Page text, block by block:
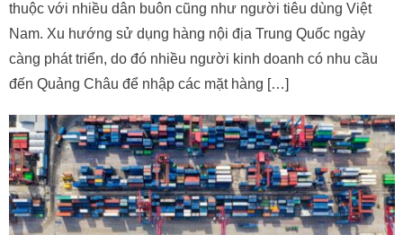
thuộc với nhiều dân buôn cũng như người tiêu dùng Việt
Nam. Xu hướng sử dụng hàng nội địa Trung Quốc ngày
càng phát triển, do đó nhiều người kinh doanh có nhu cầu
đến Quảng Châu để nhập các mặt hàng […]